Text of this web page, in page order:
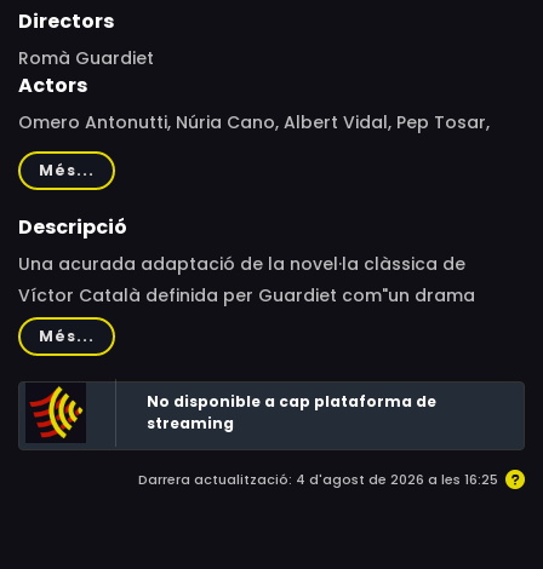
Directors
Romà Guardiet
Actors
Omero Antonutti, Núria Cano, Albert Vidal, Pep Tosar,
Carme Sansa, Jordi Figueras
Més...
Descripció
Una acurada adaptació de la novel·la clàssica de
Víctor Català definida per Guardiet com"un drama
psicològic de l'aïllament i la incomunicació que utilitza la
dimensió èpica del marc rural".
Més...
No disponible a cap plataforma de
streaming
Darrera actualització: 4 d'agost de 2026 a les 16:25